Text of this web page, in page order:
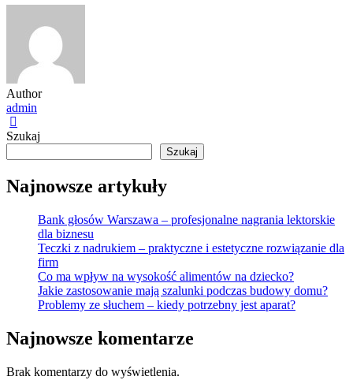
Author
admin
Szukaj
Szukaj
Najnowsze artykuły
Bank głosów Warszawa – profesjonalne nagrania lektorskie
dla biznesu
Teczki z nadrukiem – praktyczne i estetyczne rozwiązanie dla
firm
Co ma wpływ na wysokość alimentów na dziecko?
Jakie zastosowanie mają szalunki podczas budowy domu?
Problemy ze słuchem – kiedy potrzebny jest aparat?
Najnowsze komentarze
Brak komentarzy do wyświetlenia.